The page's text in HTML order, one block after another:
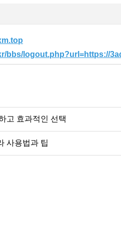
bbs/logout.php?url=https://
고 효과적인 선택
사용법과 팁